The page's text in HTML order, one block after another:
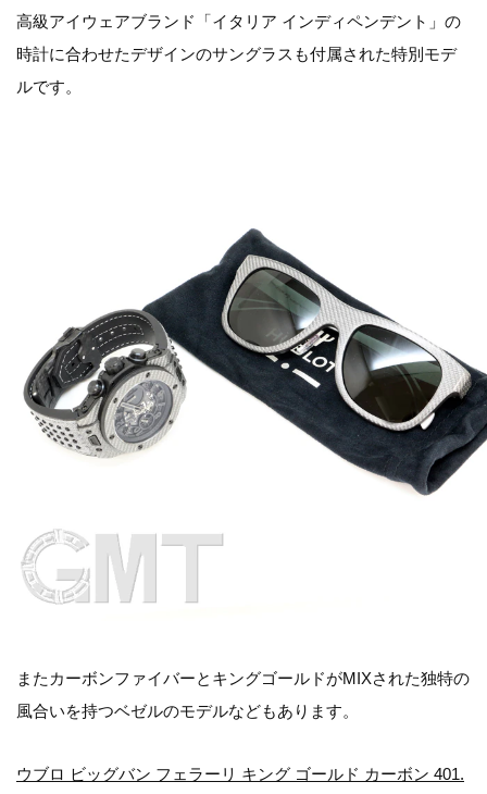
高級アイウェアブランド「イタリア インディペンデント」の
時計に合わせたデザインのサングラスも付属された特別モデ
ルです。
またカーボンファイバーとキングゴールドがMIXされた独特の
風合いを持つベゼルのモデルなどもあります。
ウブロ ビッグバン フェラーリ キング ゴールド カーボン 401.